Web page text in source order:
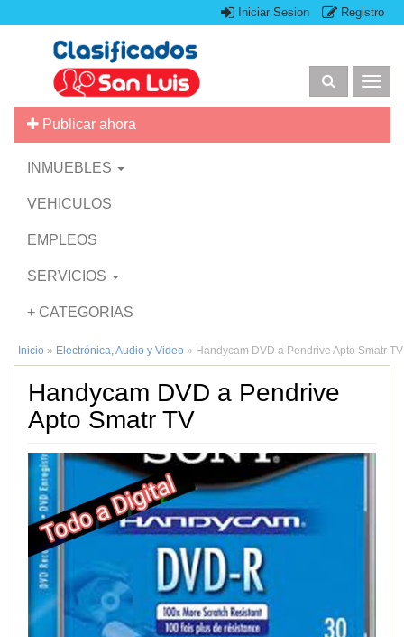
Iniciar Sesion Registro
Publicar ahora
INMUEBLES
VEHICULOS
EMPLEOS
SERVICIOS
+ CATEGORIAS
Inicio » Electrónica, Audio y Video » Handycam DVD a Pendrive Apto Smatr TV
Handycam DVD a Pendrive
Apto Smatr TV